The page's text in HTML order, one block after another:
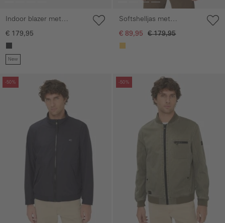
Indoor blazer met
opstaande kraag
€ 179,95
New
Softshelljas met
afneembare capuchon
€ 89,95 € 179,95
-50%
overslaan
-50%
Galerie overslaan